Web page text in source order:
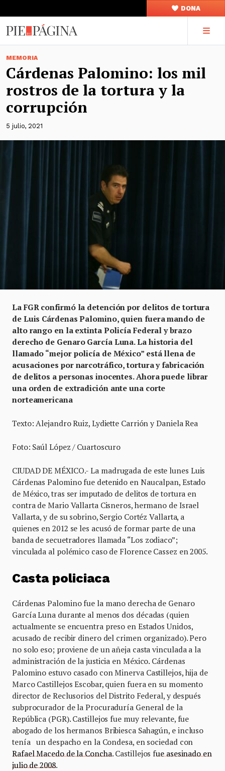
DONA
MEMORIA
Cárdenas Palomino: los mil
rostros de la tortura y la
corrupción
5 julio, 2021
La FGR confirmó la detención por delitos de tortura
de Luis Cárdenas Palomino, quien fuera mando de
alto rango en la extinta Policía Federal y brazo
derecho de Genaro García Luna. La historia del
llamado “mejor policía de México” está llena de
acusaciones por narcotráfico, tortura y fabricación
de delitos a personas inocentes. Ahora puede librar
una orden de extradición ante una corte
norteamericana
Texto: Alejandro Ruiz, Lydiette Carrión y Daniela Rea
Foto: Saúl López / Cuartoscuro
CIUDAD DE MÉXICO.- La madrugada de este lunes Luis
Cárdenas Palomino fue detenido en Naucalpan, Estado
de México, tras ser imputado de delitos de tortura en
contra de Mario Vallarta Cisneros, hermano de Israel
Vallarta, y de su sobrino, Sergio Cortéz Vallarta, a
quienes en 2012 se les acusó de formar parte de una
banda de secuetradores llamada “Los zodiaco”;
vinculada al polémico caso de Florence Cassez en 2005.
Casta policiaca
Cárdenas Palomino fue la mano derecha de Genaro
García Luna durante al menos dos décadas (quien
actualmente se encuentra preso en Estados Unidos,
acusado de recibir dinero del crimen organizado). Pero
no solo eso; proviene de un añeja casta vinculada a la
administración de la justicia en México. Cárdenas
Palomino estuvo casado con Minerva Castillejos, hija de
Marco Castillejos Escobar, quien fuera en su momento
director de Reclusorios del Distrito Federal, y después
subprocurador de la Procuraduría General de la
República (PGR). Castillejos fue muy relevante, fue
abogado de los hermanos Bribiesca Sahagún, e incluso
tenía un despacho en la Condesa, en sociedad con
Rafael Macedo de la Concha. Castillejos fue asesinado en
julio de 2008.